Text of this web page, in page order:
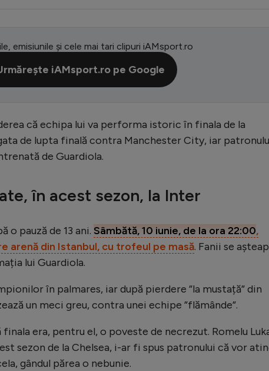
emisiunile și cele mai tari clipuri iAMsport.ro
iAMsport.ro pe Google
că echipa lui va performa istoric în finala de la
de lupta finală contra Manchester City, iar
de Guardiola.
în acest sezon, la Inter
o pauză de 13 ani. Sâmbătă, 10 iunie, de la ora 22:00,
arenă din Istanbul, cu trofeul pe masă. Fanii se
lui Guardiola.
în palmares, iar după pierdere ”la mustață” din
un meci greu, contra unei echipe ”flămânde”.
era, pentru el, o poveste de necrezut. Romelu
sezon de la Chelsea, i-ar fi spus patronului că vor
gândul părea o nebunie.